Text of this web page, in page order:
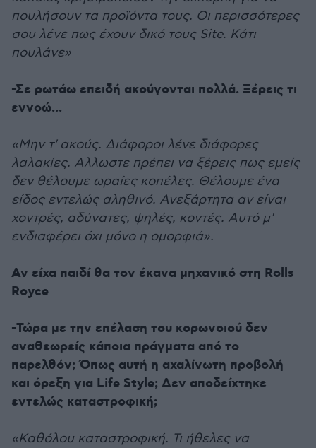
πουλήσουν τα προϊόντα τους. Οι περισσότερες
σου λένε πως έχουν δικό τους Site. Κάτι
πουλάνε»
-Σε ρωτάω επειδή ακούγονται πολλά. Ξέρεις τι
εννοώ...
«Μην τ' ακούς. Διάφοροι λένε διάφορες
λαλακίες. Αλλωστε πρέπει να ξέρεις πως εμείς
δεν θέλουμε ωραίες κοπέλες. Θέλουμε ένα
είδος εντελώς αληθινό. Ανεξάρτητα αν είναι
χοντρές, αδύνατες, ψηλές, κοντές. Αυτό μ'
ενδιαφέρει όχι μόνο η ομορφιά».
Αν είχα παιδί θα τον έκανα μηχανικό στη Rolls
Royce
-Τώρα με την επέλαση του κορωνοιού δεν
αναθεωρείς κάποια πράγματα από το
παρελθόν; Όπως αυτή η αχαλίνωτη προβολή
και όρεξη για Life Style; Δεν αποδείχτηκε
εντελώς καταστροφική;
«Καθόλου καταστροφική. Τι ήθελες να